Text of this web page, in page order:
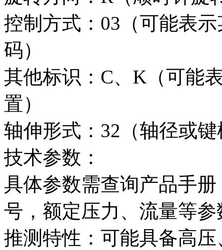
控制方式：03（可能表
码）
其他标识：C、K（可能
置）
轴伸形式：32（轴径或
技术参数：
具体参数需查询产品手
号，额定压力、流量等
推测特性：可能具备高